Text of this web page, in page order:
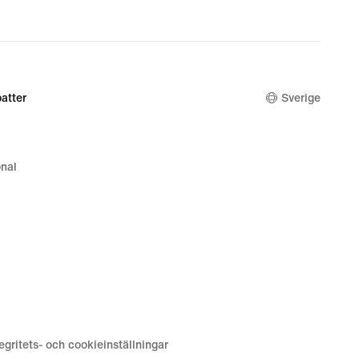
899,00 kr
Sverige
och cookieinställningar